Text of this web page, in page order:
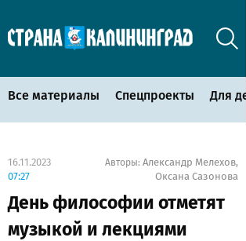
Все материалы Спецпроекты Для
16.11.2023
07:27
Авторы: Александр Мелехов,
Оксана Сазонова
День философии отметят
музыкой и лекциями